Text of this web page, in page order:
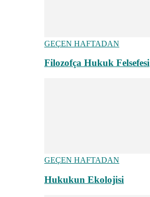
GEÇEN HAFTADAN
Filozofça Hukuk Felsefesi
GEÇEN HAFTADAN
Hukukun Ekolojisi